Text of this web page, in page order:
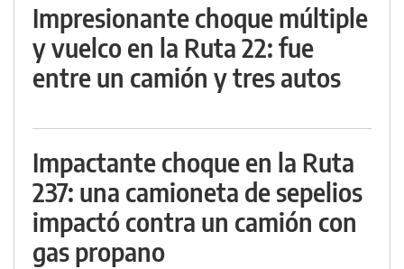
Impresionante choque múltiple
y vuelco en la Ruta 22: fue
entre un camión y tres autos
Impactante choque en la Ruta
237: una camioneta de sepelios
impactó contra un camión con
gas propano